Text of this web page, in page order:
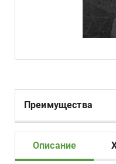
Преимущества
Описание